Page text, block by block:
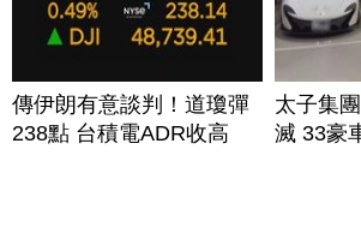
傳伊朗有意談判！道瓊彈
238點 台積電ADR收高
太子集
滅 33豪